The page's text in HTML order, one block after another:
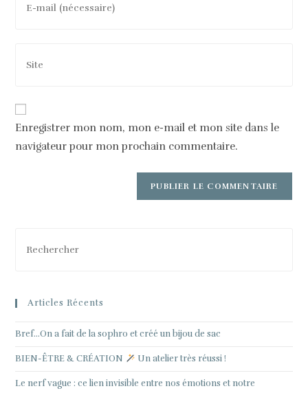
Enregistrer mon nom, mon e-mail et mon site dans le
navigateur pour mon prochain commentaire.
Articles Récents
Bref…On a fait de la sophro et créé un bijou de sac
BIEN-ÊTRE & CRÉATION Un atelier très réussi !
Le nerf vague : ce lien invisible entre nos émotions et notre